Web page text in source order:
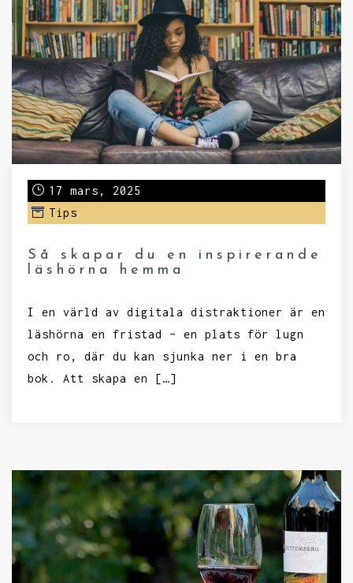
17 mars, 2025
Tips
Så skapar du en inspirerande
läshörna hemma
I en värld av digitala distraktioner är en
läshörna en fristad – en plats för lugn
och ro, där du kan sjunka ner i en bra
bok. Att skapa en […]